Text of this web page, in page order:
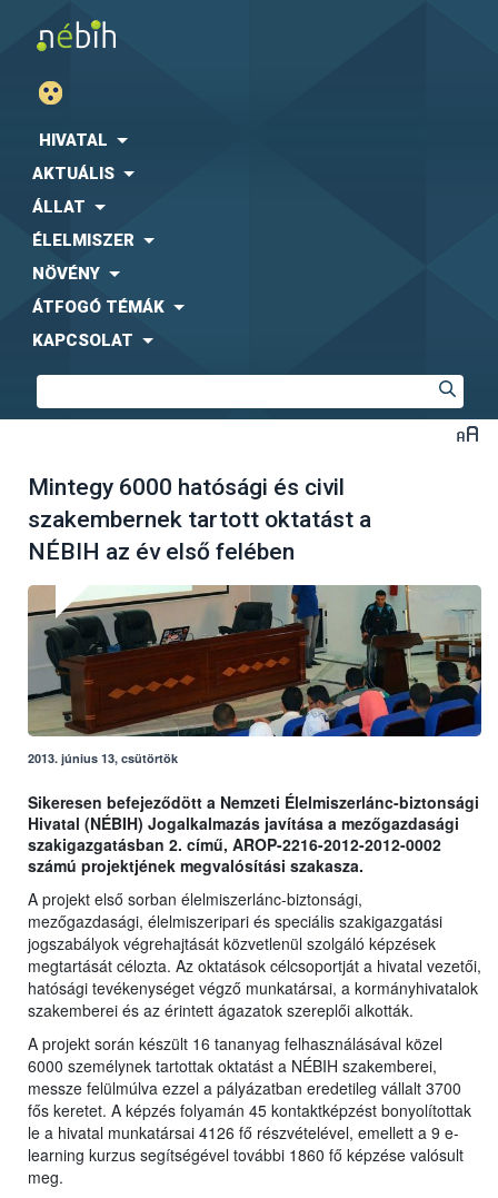
HIVATAL
AKTUÁLIS
ÁLLAT
ÉLELMISZER
NÖVÉNY
ÁTFOGÓ TÉMÁK
KAPCSOLAT
Mintegy 6000 hatósági és civil
szakembernek tartott oktatást a
NÉBIH az év első felében
2013. június 13, csütörtök
Sikeresen befejeződött a Nemzeti Élelmiszerlánc-biztonsági
Hivatal (NÉBIH) Jogalkalmazás javítása a mezőgazdasági
szakigazgatásban 2. című, AROP-2216-2012-2012-0002
számú projektjének megvalósítási szakasza.
A projekt első sorban élelmiszerlánc-biztonsági,
mezőgazdasági, élelmiszeripari és speciális szakigazgatási
jogszabályok végrehajtását közvetlenül szolgáló képzések
megtartását célozta. Az oktatások célcsoportját a hivatal vezetői,
hatósági tevékenységet végző munkatársai, a kormányhivatalok
szakemberei és az érintett ágazatok szereplői alkották.
A projekt során készült 16 tananyag felhasználásával közel
6000 személynek tartottak oktatást a NÉBIH szakemberei,
messze felülmúlva ezzel a pályázatban eredetileg vállalt 3700
fős keretet. A képzés folyamán 45 kontaktképzést bonyolítottak
le a hivatal munkatársai 4126 fő részvételével, emellett a 9 e-
learning kurzus segítségével további 1860 fő képzése valósult
meg.